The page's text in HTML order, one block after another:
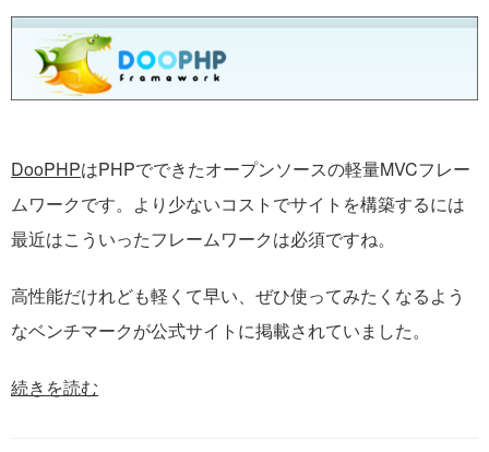
DooPHPはPHPでできたオープンソースの軽量MVCフレー
ムワークです。より少ないコストでサイトを構築するには
最近はこういったフレームワークは必須ですね。
高性能だけれども軽くて早い、ぜひ使ってみたくなるよう
なベンチマークが公式サイトに掲載されていました。
続きを読む